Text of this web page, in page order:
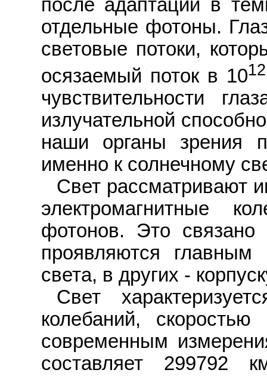
после адаптации в
отдельные фотоны.
световые потоки,
осязаемый поток в 1012
чувствительности
излучательной
наши органы зрения
именно к солнечному
Свет рассматривают
электромагнитные
фотонов. Это
проявляются главным
света, в других -
Свет
колебаний,
современным
составляет 299792